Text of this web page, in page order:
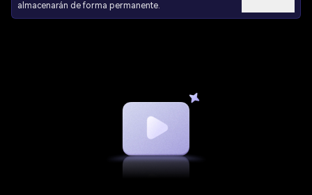
almacenarán de forma permanente.